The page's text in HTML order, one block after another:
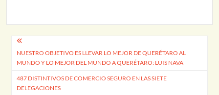
Navegación
de
entradas
NUESTRO OBJETIVO ES LLEVAR LO MEJOR DE QUERÉTARO AL
MUNDO Y LO MEJOR DEL MUNDO A QUERÉTARO: LUIS NAVA
487 DISTINTIVOS DE COMERCIO SEGURO EN LAS SIETE
DELEGACIONES